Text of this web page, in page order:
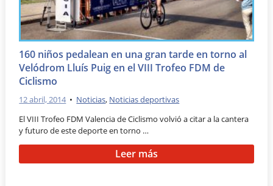
160 niños pedalean en una gran tarde en torno al
Velódrom Lluís Puig en el VIII Trofeo FDM de
Ciclismo
12 abril, 2014 • Noticias, Noticias deportivas
El VIII Trofeo FDM Valencia de Ciclismo volvió a citar a la cantera
y futuro de este deporte en torno …
Leer más